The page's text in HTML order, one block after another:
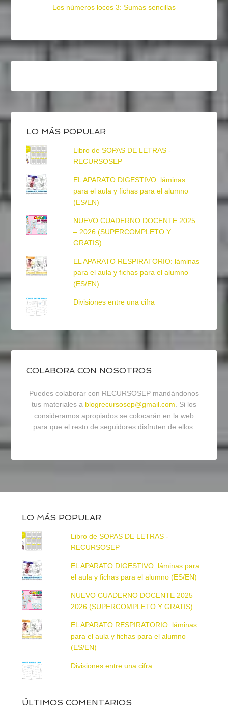
Los números locos 3: Sumas sencillas
LO MÁS POPULAR
Libro de SOPAS DE LETRAS -
RECURSOSEP
EL APARATO DIGESTIVO: láminas
para el aula y fichas para el alumno
(ES/EN)
NUEVO CUADERNO DOCENTE 2025
– 2026 (SUPERCOMPLETO Y
GRATIS)
EL APARATO RESPIRATORIO: láminas
para el aula y fichas para el alumno
(ES/EN)
Divisiones entre una cifra
COLABORA CON NOSOTROS
Puedes colaborar con RECURSOSEP mandándonos
tus materiales a blogrecursosep@gmail.com. Si los
consideramos apropiados se colocarán en la web
para que el resto de seguidores disfruten de ellos.
LO MÁS POPULAR
Libro de SOPAS DE LETRAS -
RECURSOSEP
EL APARATO DIGESTIVO: láminas para
el aula y fichas para el alumno (ES/EN)
NUEVO CUADERNO DOCENTE 2025 –
2026 (SUPERCOMPLETO Y GRATIS)
EL APARATO RESPIRATORIO: láminas
para el aula y fichas para el alumno
(ES/EN)
Divisiones entre una cifra
ÚLTIMOS COMENTARIOS